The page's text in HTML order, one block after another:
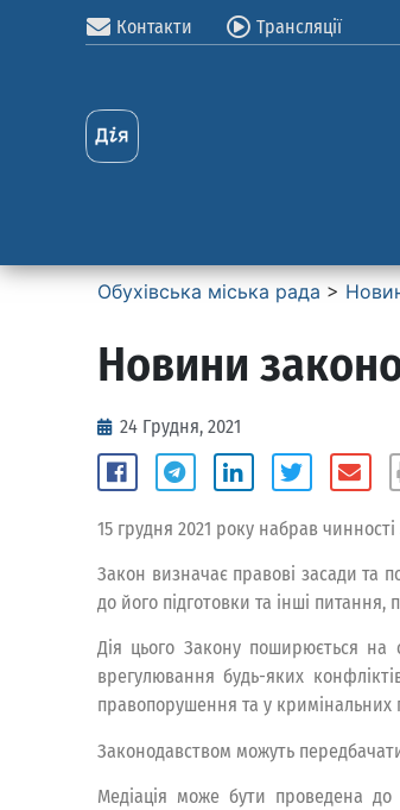
Контакти Трансляції
Обухівська міська рада >
Новини
24 Грудня, 2021
15 грудня 2021 року набрав
Закон визначає правові засади та
до його підготовки та інші питання,
Дія цього Закону поширюється на
врегулювання будь-яких
правопорушення та у
Законодавством можуть
Медіація може бути проведена до